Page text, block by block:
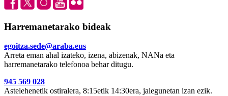
Harremanetarako bideak
egoitza.sede@araba.eus
Arreta eman ahal izateko, izena, abizenak, NANa eta
harremanetarako telefonoa behar ditugu.
945 569 028
Astelehenetik ostiralera, 8:15etik 14:30era, jaiegunetan izan ezik.